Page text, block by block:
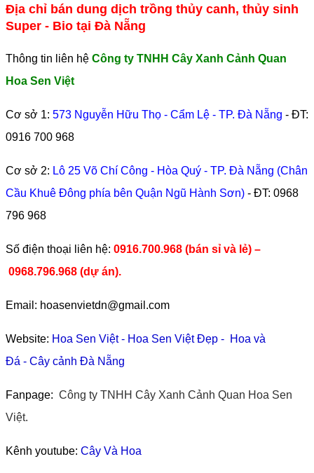
Địa chỉ bán dung dịch trồng thủy canh, thủy sinh
Super - Bio tại Đà Nẵng
Thông tin liên hệ Công ty TNHH Cây Xanh Cảnh Quan
Hoa Sen Việt
Cơ sở 1: 573 Nguyễn Hữu Thọ - Cẩm Lệ - TP. Đà Nẵng - ĐT:
0916 700 968
Cơ sở 2: Lô 25 Võ Chí Công - Hòa Quý - TP. Đà Nẵng (Chân
Cầu Khuê Đông phía bên Quận Ngũ Hành Sơn) - ĐT: 0968
796 968
​Số điện thoại liên hệ: 0916.700.968 (bán sỉ và lẻ) –
0968.796.968 (dự án).
Email: hoasenvietdn@gmail.com
Website: Hoa Sen Việt- Hoa Sen Việt Đẹp - Hoa và
Đá - Cây cảnh Đà Nẵng
Fanpage: Công ty TNHH Cây Xanh Cảnh Quan Hoa Sen
Việt.
Kênh youtube: Cây Và Hoa